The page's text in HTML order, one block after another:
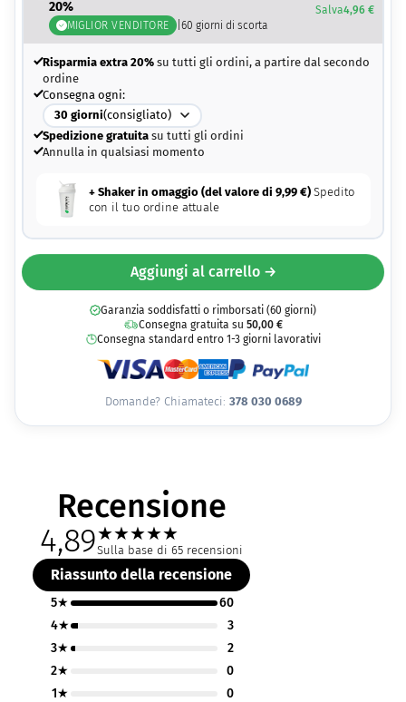
20%
MIGLIOR VENDITORE | 60 giorni di scorta
Salva4,96 €
Risparmia extra 20%su tutti gli ordini, a partire dal secondo
ordine
Consegna ogni:
30 giorni(consigliato)
Spedizione gratuitasu tutti gli ordini
Annulla in qualsiasi momento
+ Shaker in omaggio (del valore di 9,99 €) Spedito
con il tuo ordine attuale
Aggiungi al carrello →
Garanzia soddisfatti o rimborsati (60 giorni)
Consegna gratuita su 50,00 €
Consegna standard entro 1-3 giorni lavorativi
Domande? Chiamateci: 378 030 0689
Recensione
4,89★★★★★
Sulla base di 65 recensioni
Riassunto della recensione
5★
60
4★
3
3★
2
2★
0
1★
0